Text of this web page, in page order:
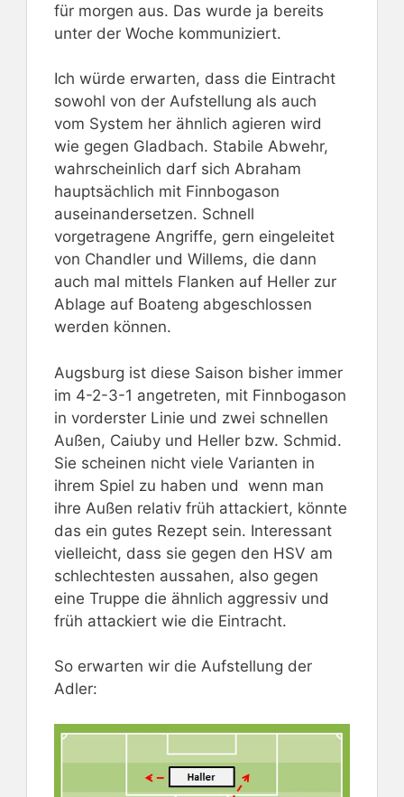
für morgen aus. Das wurde ja bereits
unter der Woche kommuniziert.
Ich würde erwarten, dass die Eintracht
sowohl von der Aufstellung als auch
vom System her ähnlich agieren wird
wie gegen Gladbach. Stabile Abwehr,
wahrscheinlich darf sich Abraham
hauptsächlich mit Finnbogason
auseinandersetzen. Schnell
vorgetragene Angriffe, gern eingeleitet
von Chandler und Willems, die dann
auch mal mittels Flanken auf Heller zur
Ablage auf Boateng abgeschlossen
werden können.
Augsburg ist diese Saison bisher immer
im 4-2-3-1 angetreten, mit Finnbogason
in vorderster Linie und zwei schnellen
Außen, Caiuby und Heller bzw. Schmid.
Sie scheinen nicht viele Varianten in
ihrem Spiel zu haben und wenn man
ihre Außen relativ früh attackiert, könnte
das ein gutes Rezept sein. Interessant
vielleicht, dass sie gegen den HSV am
schlechtesten aussahen, also gegen
eine Truppe die ähnlich aggressiv und
früh attackiert wie die Eintracht.
So erwarten wir die Aufstellung der
Adler: